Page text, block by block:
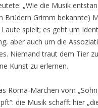
„Wie die Musik
Brüdern Grimm bekannte)
Laute spielt; es geht um
aber auch um die
Niemand traut dem Tier
Kunst zu erlernen.
Roma-Märchen vom
die Musik schafft hier